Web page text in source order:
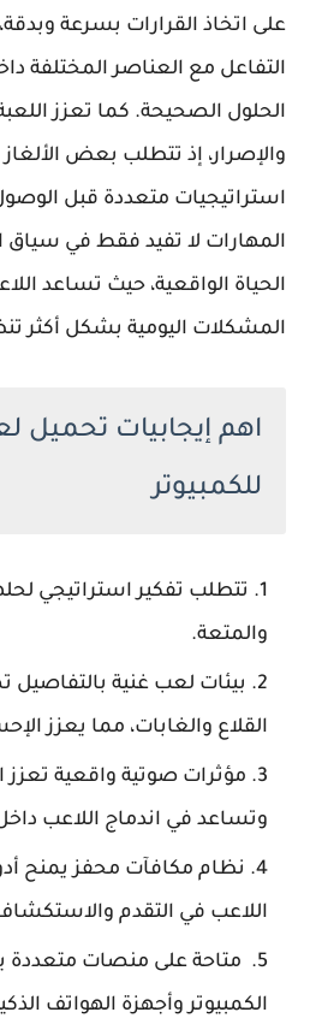
على اتخاذ القرارات بسرعة
التفاعل مع العناصر المختلفة
الحلول الصحيحة. كما تعزز
والإصرار، إذ تتطلب بعض
استراتيجيات متعددة قبل
المهارات لا تفيد فقط في سياق
الحياة الواقعية، حيث تساعد
المشكلات اليومية بشكل أكثر
للكمبيوتر
تتطلب تفكير استراتيجي
والمتعة.
بيئات لعب غنية بالتفاصيل
القلاع والغابات، مما يعزز
مؤثرات صوتية واقعية تعزز
وتساعد في اندماج اللاعب
نظام مكافآت محفز يمنح
اللاعب في التقدم
متاحة على منصات متعددة
الكمبيوتر وأجهزة الهواتف